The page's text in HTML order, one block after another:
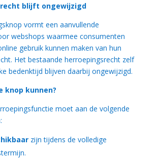
blijft ongewijzigd
vormt een aanvullende
webshops waarmee consumenten
gebruik kunnen maken van hun
Het bestaande herroepingsrecht zelf
bedenktijd blijven daarbij ongewijzigd.
knop kunnen?
moet aan de volgende
zijn tijdens de volledige